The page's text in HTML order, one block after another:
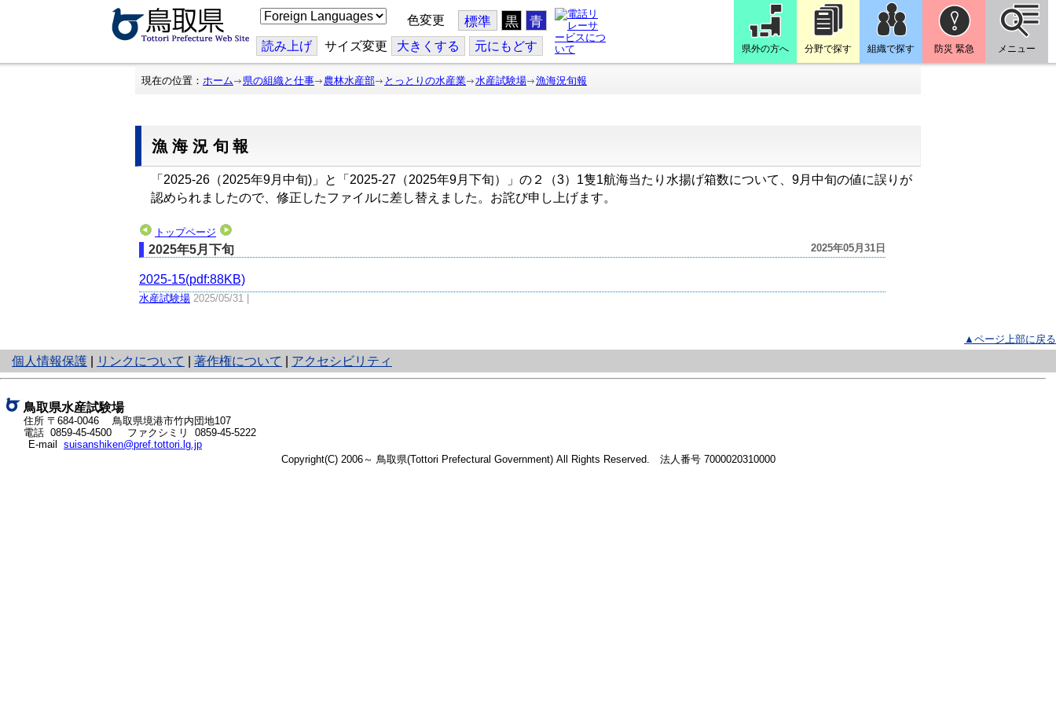
こ
の
ジ
を
翻
色変更 標準 黒 青
読み上げ サイズ変更 大きくする 元にもどす 県外の方へ 分野で探す 組織で探す 防災 緊急 メニュー
現在の位置： ホーム 県の組織と仕事 農林水産部 とっとりの水産業 水産試験場 漁海況旬報
漁海況旬報
「2025-26（2025年9月中旬)」と「2025-27（2025年9月下旬）」の２（3）1隻1航海当たり水揚げ箱数について、9月中旬の値に誤りが
認められましたので、修正したファイルに差し替えました。お詫び申し上げます。
トップページ
2025年05月31日
2025年5月下旬
2025-15(pdf:88KB)
水産試験場 2025/05/31 |
▲ページ上部に戻る
個人情報保護
と
り
ッ
ト
へ
の
リンクについて 著作権について アクセシビリティ
鳥取県水産試験場
住所 〒684-0046
鳥取県境港市竹内団地107
電話 0859-45-4500
ファクシミリ 0859-45-5222
E-mail suisanshiken@pref.tottori.lg.jp
Copyright(C) 2006～ 鳥取県(Tottori Prefectural Government) All Rights Reserved. 法人番号 7000020310000